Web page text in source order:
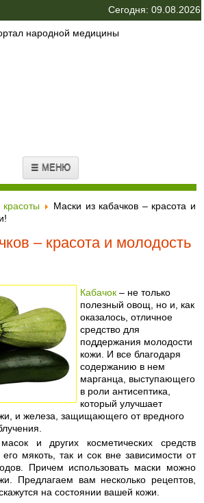
Сегодня: 09.08.2026
☰ МЕНЮ
Маски из кабачков – красота и
– красота и молодость
Кабачок – не только
полезный овощ, но и, как
оказалось, отличное
средство для
поддержания молодости
кожи. И все благодаря
содержанию в нем
марганца, выступающего
в роли антисептика,
который улучшает
и железа, защищающего от вредного
и других косметических средств
мякоть, так и сок вне зависимости от
Причем использовать маски можно
Предлагаем вам несколько рецептов,
на состоянии вашей кожи.